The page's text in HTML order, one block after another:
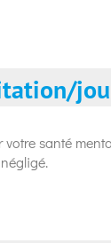
santé